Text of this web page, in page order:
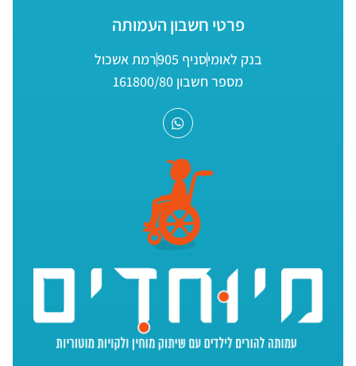
פרטי חשבון העמותה
בנק לאומיסניף 905
רמת אשכול
מספר חשבון 161800/80